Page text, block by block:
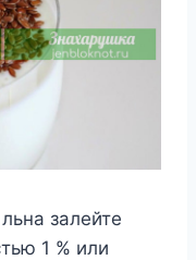
залейте
1 % или